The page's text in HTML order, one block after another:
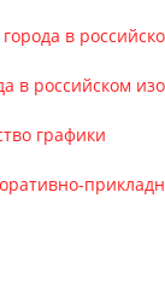
в
в российском
графики